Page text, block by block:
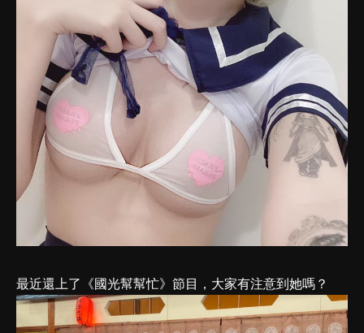
最近還上了《國光幫幫忙》節目，大家有注意到她嗎？